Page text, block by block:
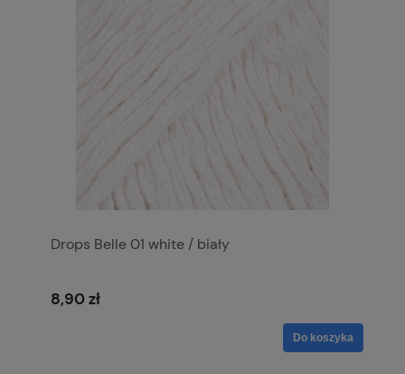
Drops Belle 01 white / biały
8,90 zł
Do koszyka